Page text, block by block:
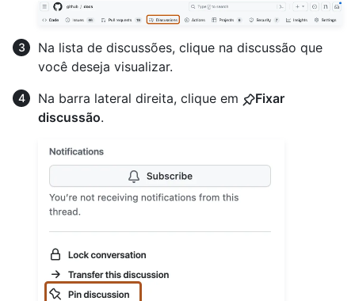
Na lista de discussões, clique na discussão que
você deseja visualizar.
Na barra lateral direita, clique em
Fixar
discussão.